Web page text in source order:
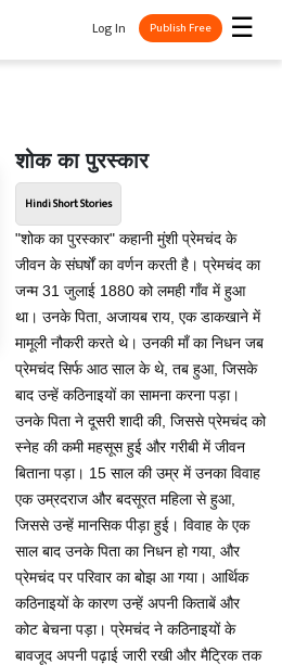
☰
Log In Publish Free
शोक का पुरस्कार
Hindi Short Stories
"शोक का पुरस्कार" कहानी मुंशी प्रेमचंद के
जीवन के संघर्षों का वर्णन करती है। प्रेमचंद का
जन्म 31 जुलाई 1880 को लमही गाँव में हुआ
था। उनके पिता, अजायब राय, एक डाकखाने में
मामूली नौकरी करते थे। उनकी माँ का निधन जब
प्रेमचंद सिर्फ आठ साल के थे, तब हुआ, जिसके
बाद उन्हें कठिनाइयों का सामना करना पड़ा।
उनके पिता ने दूसरी शादी की, जिससे प्रेमचंद को
स्नेह की कमी महसूस हुई और गरीबी में जीवन
बिताना पड़ा। 15 साल की उम्र में उनका विवाह
एक उम्रदराज और बदसूरत महिला से हुआ,
जिससे उन्हें मानसिक पीड़ा हुई। विवाह के एक
साल बाद उनके पिता का निधन हो गया, और
प्रेमचंद पर परिवार का बोझ आ गया। आर्थिक
कठिनाइयों के कारण उन्हें अपनी किताबें और
कोट बेचना पड़ा। प्रेमचंद ने कठिनाइयों के
बावजूद अपनी पढ़ाई जारी रखी और मैट्रिक तक